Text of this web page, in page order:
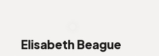
Elisabeth Beague